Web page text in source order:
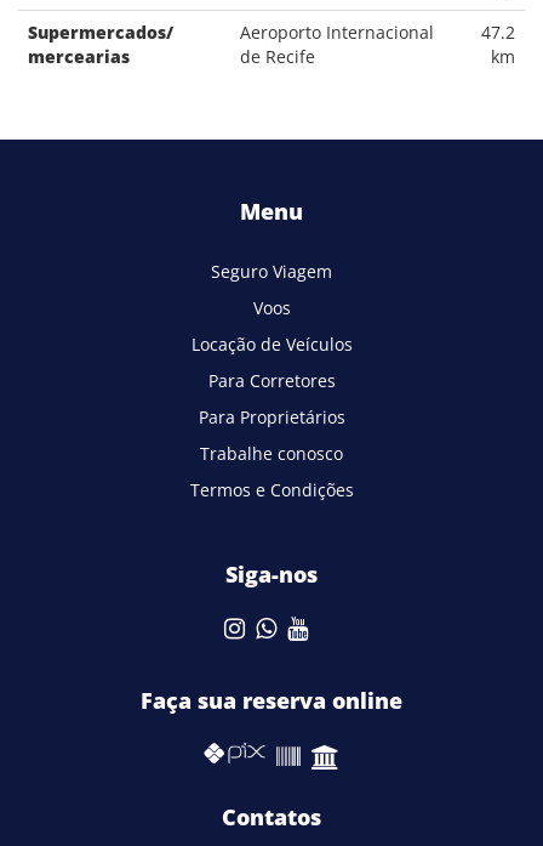
Supermercados/
mercearias
Aeroporto Internacional
de Recife
47.2
km
Menu
Seguro Viagem
Voos
Locação de Veículos
Para Corretores
Para Proprietários
Trabalhe conosco
Termos e Condições
Siga-nos
Faça sua reserva online
Contatos